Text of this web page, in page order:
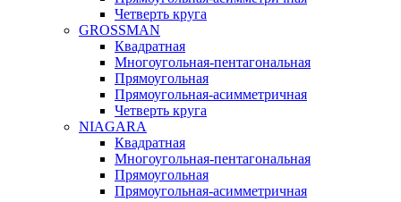
Четверть круга
GROSSMAN
Квадратная
Многоугольная-пентагональная
Прямоугольная
Прямоугольная-асимметричная
Четверть круга
NIAGARA
Квадратная
Многоугольная-пентагональная
Прямоугольная
Прямоугольная-асимметричная